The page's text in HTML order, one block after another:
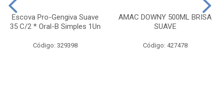
Escova Pro-Gengiva Suave
35 C/2 * Oral-B Simples 1Un
Código: 329398
AMAC DOWNY 500ML BRISA
SUAVE
Código: 427478